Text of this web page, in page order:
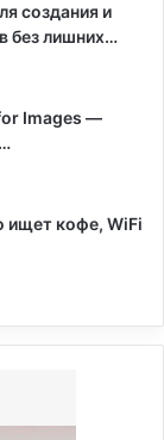
создания и
без лишних…
Images —
ищет кофе, WiFi